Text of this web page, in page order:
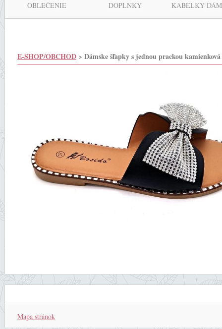
OBLEČENIE DOPLNKY KABELKY
E-SHOP/OBCHOD > Dámske šľapky s jednou prackou
Mapa stránok